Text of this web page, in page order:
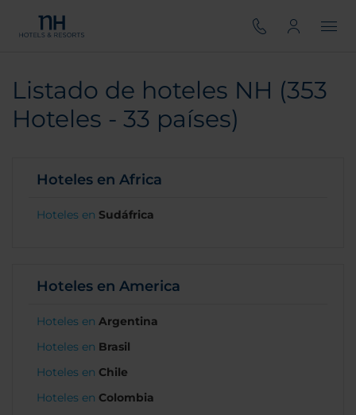
Listado de hoteles NH (353
Hoteles - 33 países)
Hoteles en Africa
Hoteles en Sudáfrica
Hoteles en America
Hoteles en Argentina
Hoteles en Brasil
Hoteles en Chile
Hoteles en Colombia